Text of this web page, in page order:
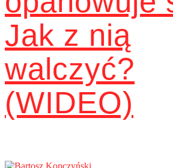
Jak z nią
walczyć?
(WIDEO)